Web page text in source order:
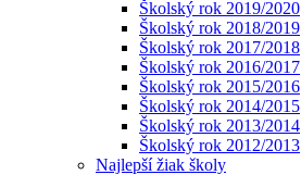
Školský rok 2019/2020
Školský rok 2018/2019
Školský rok 2017/2018
Školský rok 2016/2017
Školský rok 2015/2016
Školský rok 2014/2015
Školský rok 2013/2014
Školský rok 2012/2013
Najlepší žiak školy